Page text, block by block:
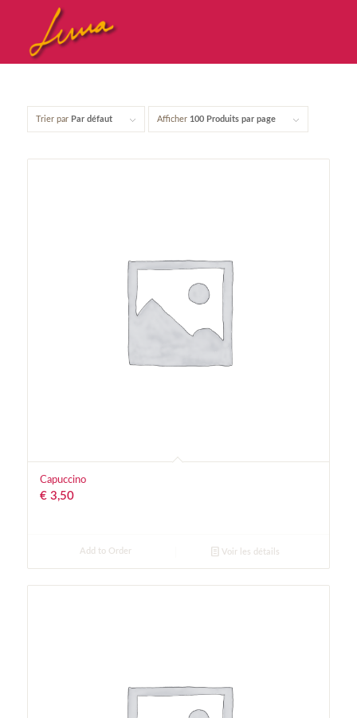
Trier par Par défaut Afficher 100 Produits par page
Capuccino
€3,50
Add to Order Voir les détails